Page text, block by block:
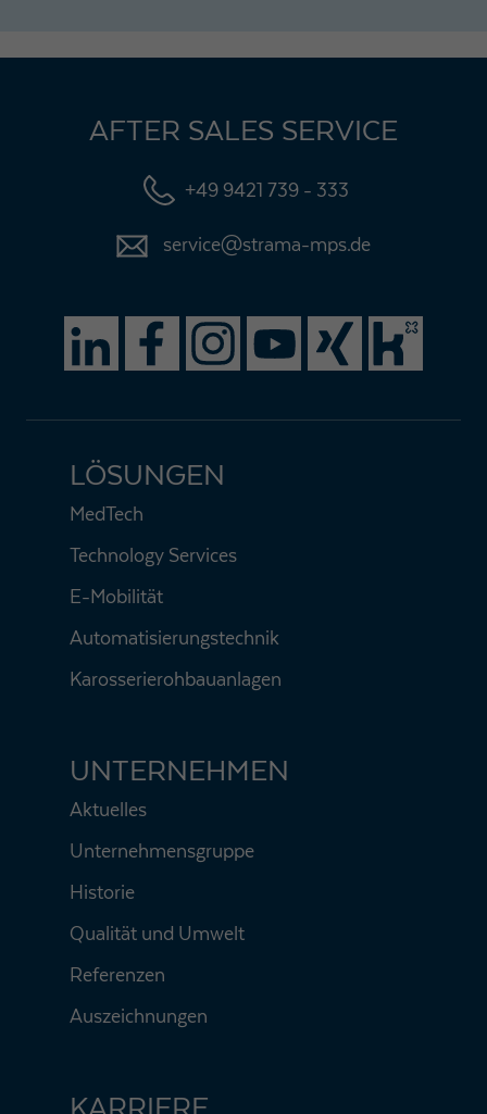
AFTER SALES SERVICE
+49 9421 739 - 333
service@strama-mps.de
LÖSUNGEN
MedTech
Technology Services
E-Mobilität
Automatisierungstechnik
Karosserierohbauanlagen
UNTERNEHMEN
Aktuelles
Unternehmensgruppe
Historie
Qualität und Umwelt
Referenzen
Auszeichnungen